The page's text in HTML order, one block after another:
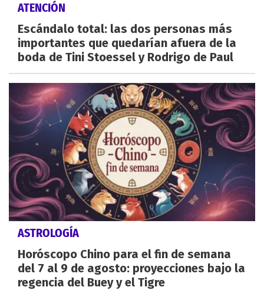
ATENCIÓN
Escándalo total: las dos personas más
importantes que quedarían afuera de la
boda de Tini Stoessel y Rodrigo de Paul
ASTROLOGÍA
Horóscopo Chino para el fin de semana
del 7 al 9 de agosto: proyecciones bajo la
regencia del Buey y el Tigre